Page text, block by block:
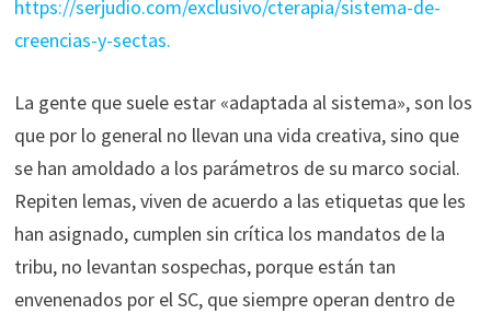
https://serjudio.com/exclusivo/cterapia/sistema-de-
creencias-y-sectas.
La gente que suele estar «adaptada al sistema», son los
que por lo general no llevan una vida creativa, sino que
se han amoldado a los parámetros de su marco social.
Repiten lemas, viven de acuerdo a las etiquetas que les
han asignado, cumplen sin crítica los mandatos de la
tribu, no levantan sospechas, porque están tan
envenenados por el SC, que siempre operan dentro de